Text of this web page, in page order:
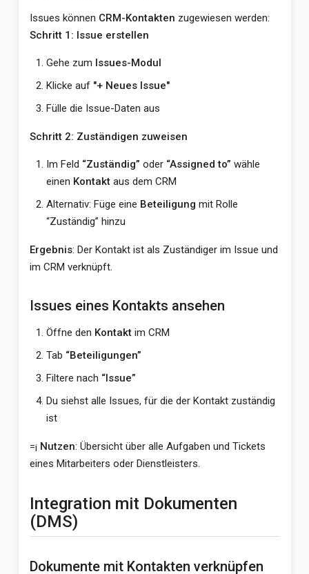
Issues können CRM-Kontakten zugewiesen werden:
Schritt 1: Issue erstellen
Gehe zum Issues-Modul
Klicke auf "+ Neues Issue"
Fülle die Issue-Daten aus
Schritt 2: Zuständigen zuweisen
Im Feld “Zuständig” oder “Assigned to” wähle
einen Kontaktaus dem CRM
Alternativ: Füge eine Beteiligung mit Rolle
“Zuständig” hinzu
Ergebnis: Der Kontakt ist als Zuständiger im Issue und
im CRM verknüpft.
Issues eines Kontakts ansehen
Öffne den Kontaktim CRM
Tab “Beteiligungen”
Filtere nach “Issue”
Du siehst alle Issues, für die der Kontakt zuständig
ist
=¡ Nutzen: Übersicht über alle Aufgaben und Tickets
eines Mitarbeiters oder Dienstleisters.
Integration mit Dokumenten
(DMS)
Dokumente mit Kontakten verknüpfen